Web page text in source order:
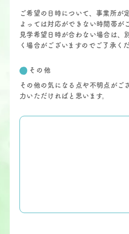
ご希望の日時について、事業所が
よっては対応ができない時間帯が
見学希望日時が合わない場合は、
く場合がございますのでご了承く
その他
その他の気になる点や不明点がご
力いただければと思います。